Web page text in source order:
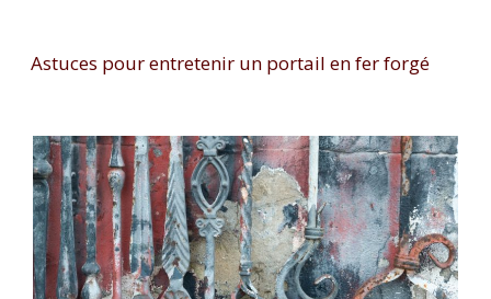
Astuces pour entretenir un portail en fer forgé